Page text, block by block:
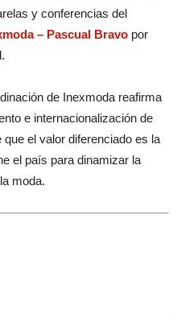
y conferencias del
– Pascual Bravo por
de Inexmoda reafirma
e internacionalización de
el valor diferenciado es la
el país para dinamizar la
moda.